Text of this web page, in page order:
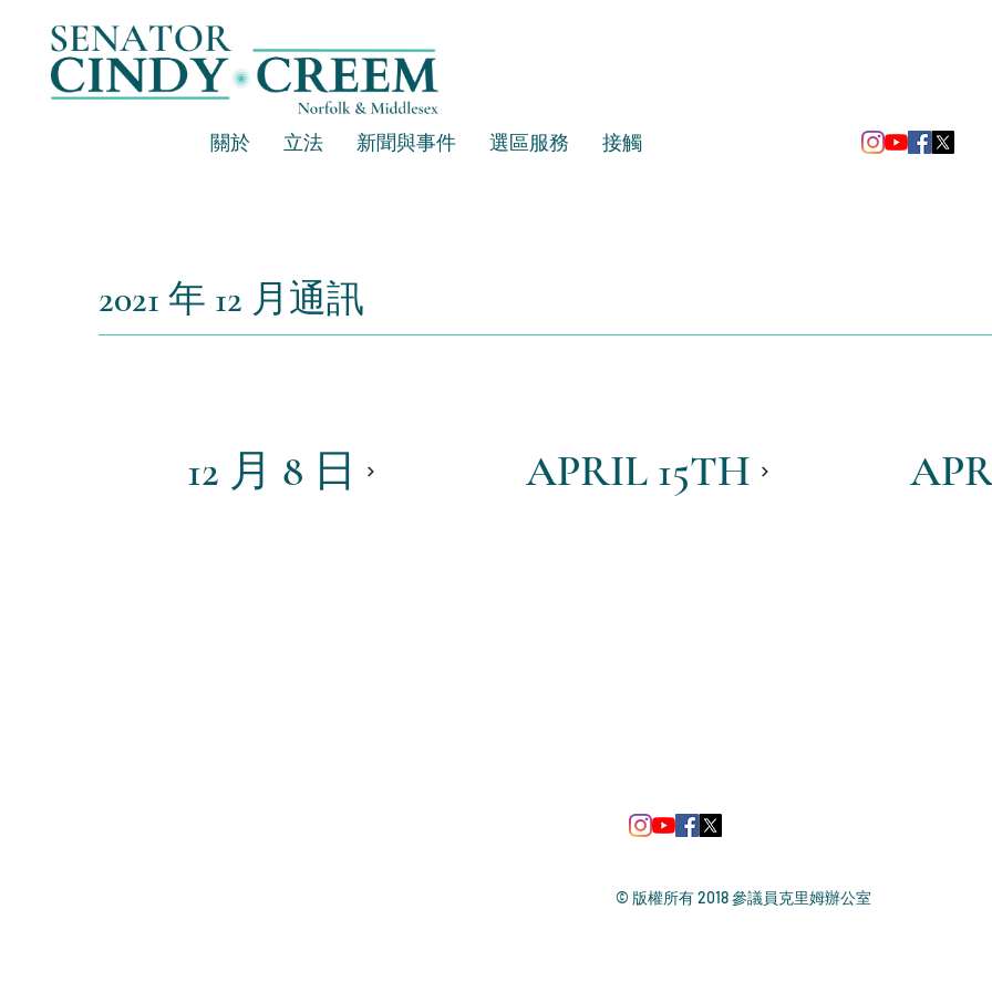
關於 立法 新聞與事件 選區服務 接觸
2021 年 12 月通訊
12 月 8 日 APRIL 15TH
© 版權所有 2018 參議員克里姆辦公室